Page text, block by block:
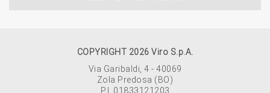
COPYRIGHT 2026 Viro S.p.A.
Via Garibaldi, 4 - 40069
Zola Predosa (BO)
P.I. 01833121203